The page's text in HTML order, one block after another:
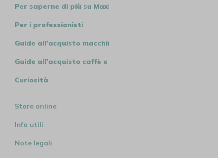
Per saperne di più su MaxiCoffee
Per i professionisti
Guide all'acquisto macchine
Guide all'acquisto caffè e tè
Curiosità
Store online
Info utili
Note legali